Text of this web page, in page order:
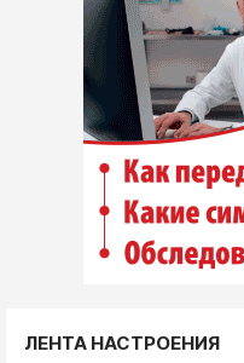
ЛЕНТА НАСТРОЕНИЯ